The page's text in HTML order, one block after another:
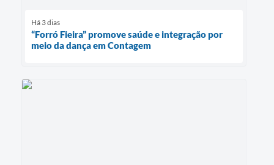
Há 3 dias
“Forró Fieira” promove saúde e integração por
meio da dança em Contagem